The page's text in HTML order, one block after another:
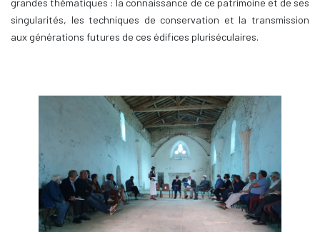
grandes thématiques : la connaissance de ce patrimoine et de ses
singularités, les techniques de conservation et la transmission
aux générations futures de ces édifices pluriséculaires.